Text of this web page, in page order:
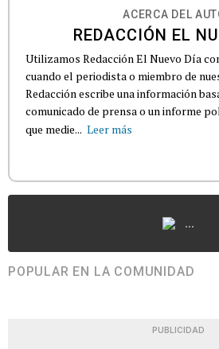
ACERCA DEL
REDACCIÓN EL
Utilizamos Redacción El Nuevo Día
cuando el periodista o miembro de
Redacción escribe una información
comunicado de prensa o un informe
que medie... Leer más
...
POPULAR EN LA COMUNIDAD
PUBLICIDAD